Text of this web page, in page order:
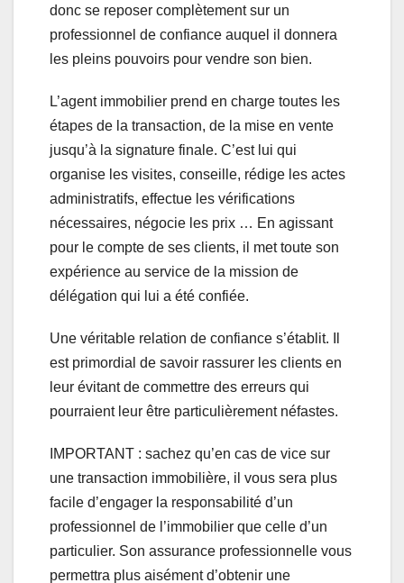
donc se reposer complètement sur un
professionnel de confiance auquel il donnera
les pleins pouvoirs pour vendre son bien.
L’agent immobilier prend en charge toutes les
étapes de la transaction, de la mise en vente
jusqu’à la signature finale. C’est lui qui
organise les visites, conseille, rédige les actes
administratifs, effectue les vérifications
nécessaires, négocie les prix … En agissant
pour le compte de ses clients, il met toute son
expérience au service de la mission de
délégation qui lui a été confiée.
Une véritable relation de confiance s’établit. Il
est primordial de savoir rassurer les clients en
leur évitant de commettre des erreurs qui
pourraient leur être particulièrement néfastes.
IMPORTANT : sachez qu’en cas de vice sur
une transaction immobilière, il vous sera plus
facile d’engager la responsabilité d’un
professionnel de l’immobilier que celle d’un
particulier. Son assurance professionnelle vous
permettra plus aisément d’obtenir une